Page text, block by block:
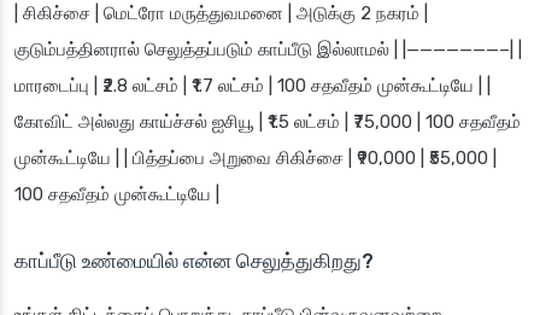
| சிகிச்சை | மெட்ரோ மருத்துவமனை | அடுக்கு 2 நகரம் |
குடும்பத்தினரால் செலுத்தப்படும் காப்பீடு இல்லாமல் | |———————–| |
மாரடைப்பு | ₹2.8 லட்சம் | ₹1.7 லட்சம் | 100 சதவீதம் முன்கூட்டியே | |
கோவிட் அல்லது காய்ச்சல் ஐசியூ | ₹1.5 லட்சம் | ₹75,000 | 100 சதவீதம்
முன்கூட்டியே | | பித்தப்பை அறுவை சிகிச்சை | ₹90,000 | ₹55,000 |
100 சதவீதம் முன்கூட்டியே |
காப்பீடு உண்மையில் என்ன செலுத்துகிறது?